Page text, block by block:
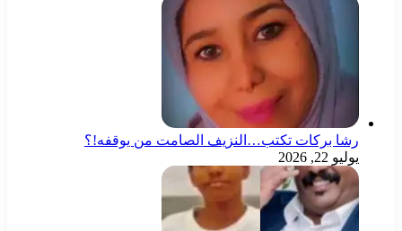
رشا بركات تكتب…النزيف الصامت من يوقفه!؟
يوليو 22, 2026